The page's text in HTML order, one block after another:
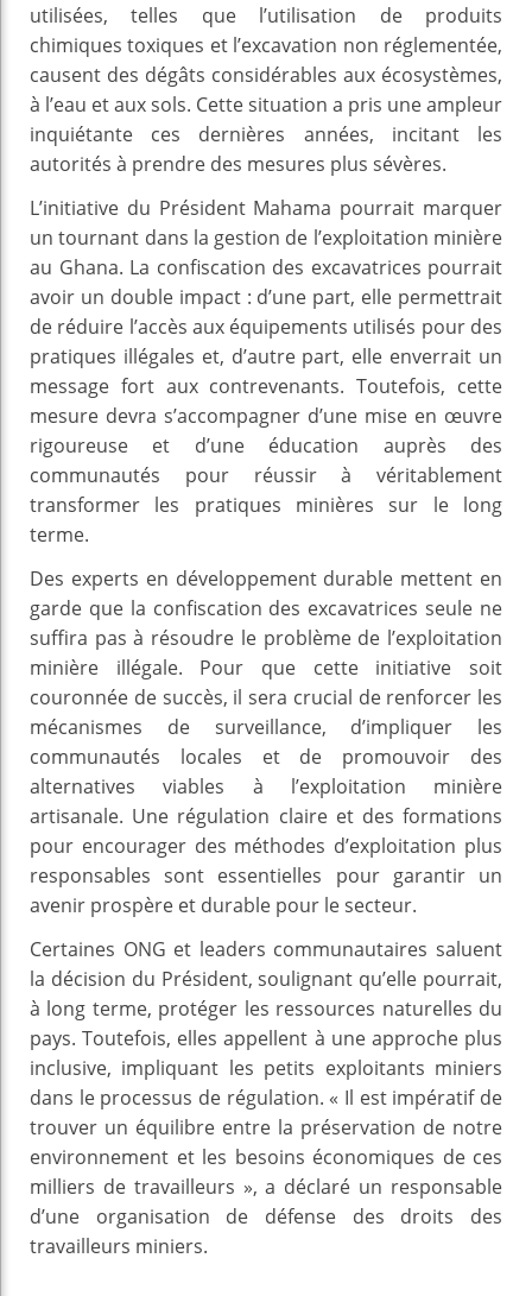
utilisées, telles que l’utilisation de produits
chimiques toxiques et l’excavation non réglementée,
causent des dégâts considérables aux écosystèmes,
à l’eau et aux sols. Cette situation a pris une ampleur
inquiétante ces dernières années, incitant les
autorités à prendre des mesures plus sévères.
L’initiative du Président Mahama pourrait marquer
un tournant dans la gestion de l’exploitation minière
au Ghana. La confiscation des excavatrices pourrait
avoir un double impact : d’une part, elle permettrait
de réduire l’accès aux équipements utilisés pour des
pratiques illégales et, d’autre part, elle enverrait un
message fort aux contrevenants. Toutefois, cette
mesure devra s’accompagner d’une mise en œuvre
rigoureuse et d’une éducation auprès des
communautés pour réussir à véritablement
transformer les pratiques minières sur le long
terme.
Des experts en développement durable mettent en
garde que la confiscation des excavatrices seule ne
suffira pas à résoudre le problème de l’exploitation
minière illégale. Pour que cette initiative soit
couronnée de succès, il sera crucial de renforcer les
mécanismes de surveillance, d’impliquer les
communautés locales et de promouvoir des
alternatives viables à l’exploitation minière
artisanale. Une régulation claire et des formations
pour encourager des méthodes d’exploitation plus
responsables sont essentielles pour garantir un
avenir prospère et durable pour le secteur.
Certaines ONG et leaders communautaires saluent
la décision du Président, soulignant qu’elle pourrait,
à long terme, protéger les ressources naturelles du
pays. Toutefois, elles appellent à une approche plus
inclusive, impliquant les petits exploitants miniers
dans le processus de régulation. « Il est impératif de
trouver un équilibre entre la préservation de notre
environnement et les besoins économiques de ces
milliers de travailleurs », a déclaré un responsable
d’une organisation de défense des droits des
travailleurs miniers.